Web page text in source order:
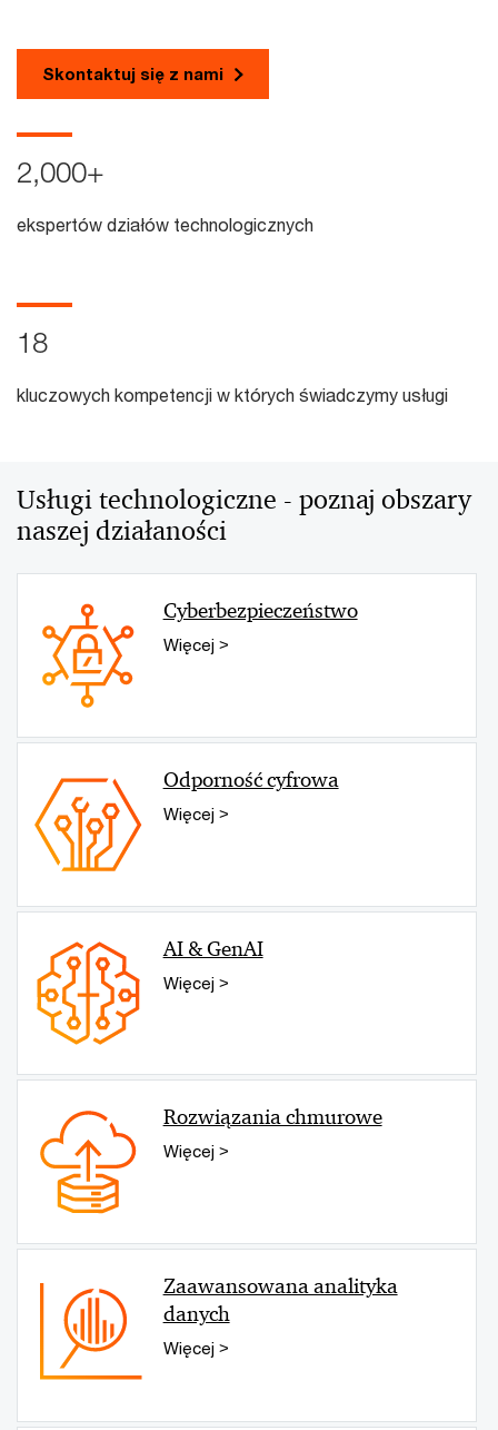
Skontaktuj się z nami
2,000+
ekspertów działów technologicznych
18
kluczowych kompetencji w których świadczymy usługi
Usługi technologiczne - poznaj obszary
naszej działaności
Cyberbezpieczeństwo
Więcej >
Odporność cyfrowa
Więcej >
AI & GenAI
Więcej >
Rozwiązania chmurowe
Więcej >
Zaawansowana analityka
danych
Więcej >